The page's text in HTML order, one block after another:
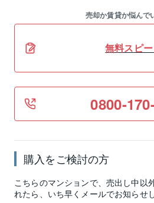
売却か賃貸か悩んで
無料スピ
0800-
購入をご検討の方
こちらのマンションで、売出し中以
れたら、いち早くメールでお知らせし